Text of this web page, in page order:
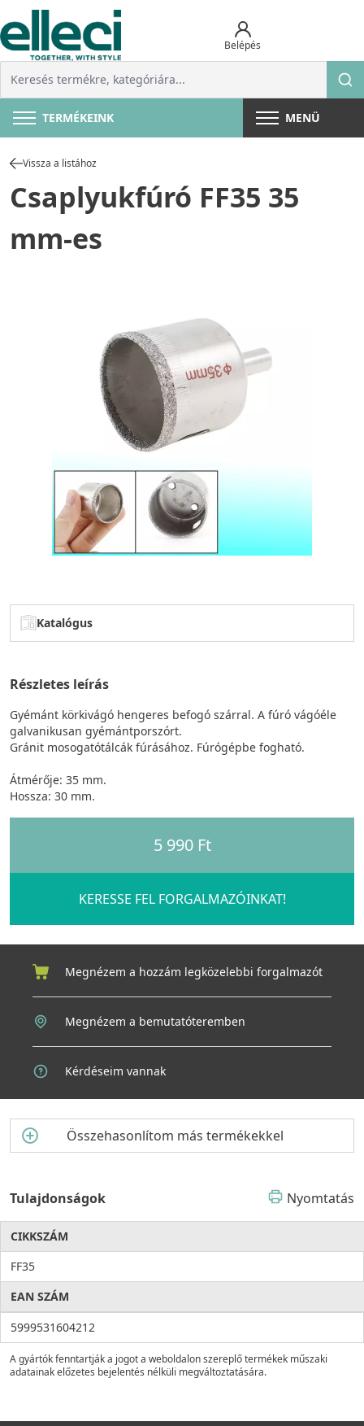
Belépés
TERMÉKEINK MENÜ
Vissza a listához
Csaplyukfúró FF35 35
mm-es
Katalógus
Részletes leírás
Gyémánt körkivágó hengeres befogó szárral. A fúró vágóéle
galvanikusan gyémántporszórt.
Gránit mosogatótálcák fúrásához. Fúrógépbe fogható.
Átmérője: 35 mm.
Hossza: 30 mm.
5 990 Ft
KERESSE FEL FORGALMAZÓINKAT!
Megnézem a hozzám legközelebbi forgalmazót
Megnézem a bemutatóteremben
Kérdéseim vannak
Összehasonlítom más termékekkel
Tulajdonságok Nyomtatás
CIKKSZÁM
FF35
EAN SZÁM
5999531604212
A gyártók fenntartják a jogot a weboldalon szereplő termékek műszaki
adatainak előzetes bejelentés nélküli megváltoztatására.